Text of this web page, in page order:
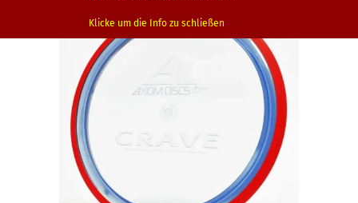
Klicke um die Info zu schließen